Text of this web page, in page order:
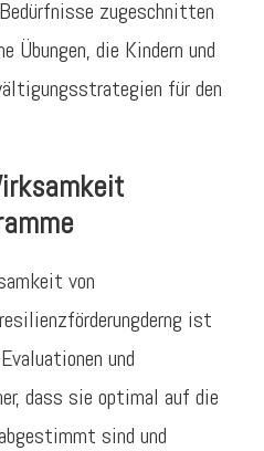
zugeschnitten
Übungen, die Kindern und
für den
von
ist
und
dass sie optimal auf die
sind und